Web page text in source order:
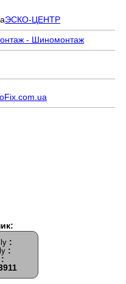
ЭСКО-ЦЕНТР
- Шиномонтаж
:
:
: